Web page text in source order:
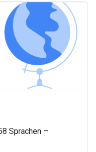
Sprachen –